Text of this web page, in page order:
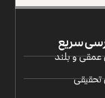
سریع
و بلند